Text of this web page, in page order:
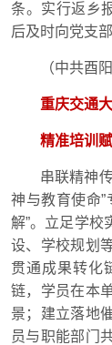
条。实行返乡
后及时向党支
（中共酉
重庆交通大
精准培训
串联精神
神与教育使命
解”。立足学校
设、学校规划
贯通成果转化
链，学员在本
景；建立落地
员与职能部门